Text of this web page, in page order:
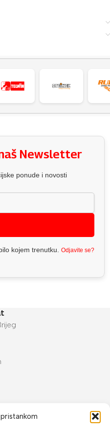
Newsletter
ponude i novosti
kojem trenutku. Odjavite se?